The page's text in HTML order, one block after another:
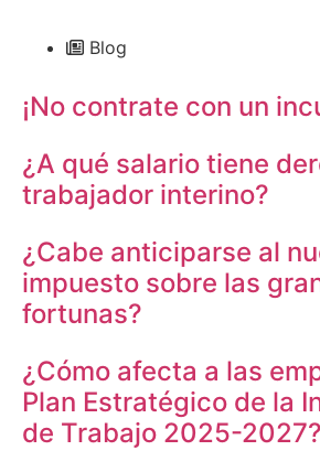
Blog
¡No contrate con un
¿A qué salario tiene
trabajador interino?
¿Cabe anticiparse al
impuesto sobre las
fortunas?
¿Cómo afecta a las
Plan Estratégico de la
de Trabajo 2025-2027?